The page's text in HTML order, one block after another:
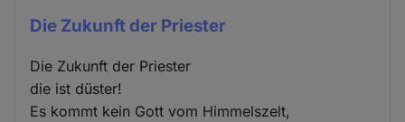
Die Zukunft der Priester
Die Zukunft der Priester
die ist düster!
Es kommt kein Gott vom Himmelszelt,